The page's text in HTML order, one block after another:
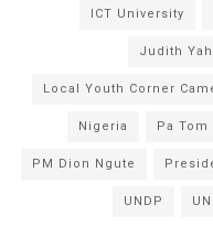
ICT University
Judith
Local Youth Corner
Nigeria Pa Tom
PM Dion Ngute
UNDP